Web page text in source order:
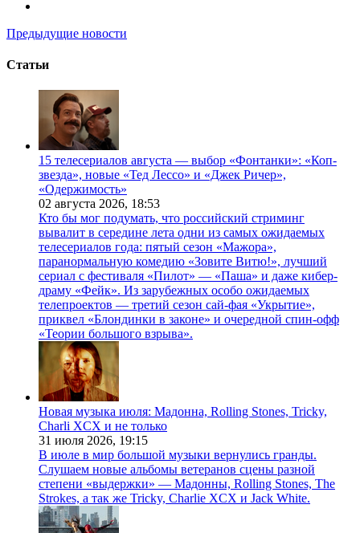
Предыдущие новости
Статьи
15 телесериалов августа — выбор «Фонтанки»: «Коп-
звезда», новые «Тед Лессо» и «Джек Ричер»,
«Одержимость»
02 августа 2026, 18:53
Кто бы мог подумать, что российский стриминг
вывалит в середине лета одни из самых ожидаемых
телесериалов года: пятый сезон «Мажора»,
паранормальную комедию «Зовите Витю!», лучший
сериал с фестиваля «Пилот» — «Паша» и даже кибер-
драму «Фейк». Из зарубежных особо ожидаемых
телепроектов — третий сезон сай-фая «Укрытие»,
приквел «Блондинки в законе» и очередной спин-офф
«Теории большого взрыва».
Новая музыка июля: Мадонна, Rolling Stones, Tricky,
Charli XCX и не только
31 июля 2026, 19:15
В июле в мир большой музыки вернулись гранды.
Слушаем новые альбомы ветеранов сцены разной
степени «выдержки» — Мадонны, Rolling Stones, The
Strokes, а так же Tricky, Charlie XCX и Jack White.